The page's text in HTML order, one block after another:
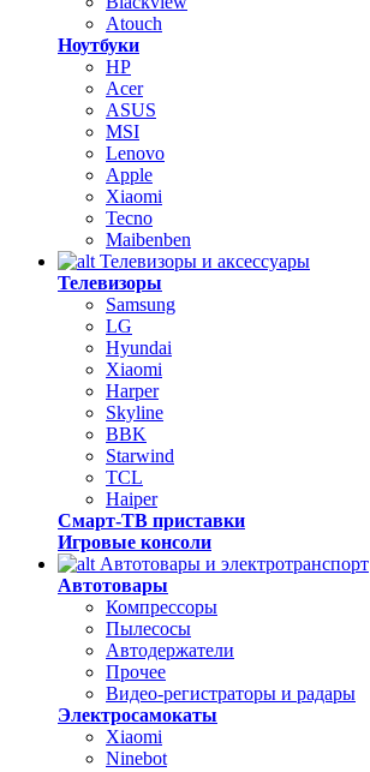
Atouch
Ноутбуки
HP
Acer
ASUS
MSI
Lenovo
Apple
Xiaomi
Tecno
Maibenben
Телевизоры и аксессуары
Телевизоры
Samsung
LG
Hyundai
Xiaomi
Harper
Skyline
BBK
Starwind
TCL
Haiper
Смарт-ТВ приставки
Игровые консоли
Автотовары и электротранспорт
Автотовары
Компрессоры
Пылесосы
Автодержатели
Прочее
Видео-регистраторы и радары
Электросамокаты
Xiaomi
Ninebot